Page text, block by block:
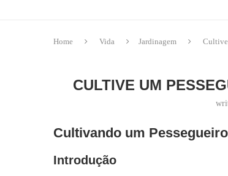
Home Vida Jardinagem Cultive
CULTIVE UM
Cultivando um
Introdução